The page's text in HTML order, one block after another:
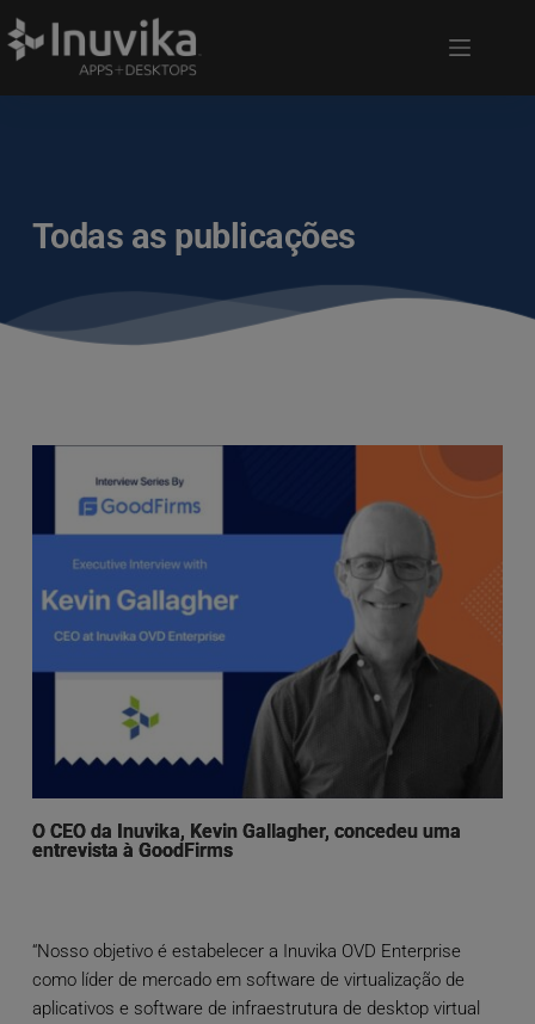
Todas as publicações
O CEO da Inuvika, Kevin Gallagher, concedeu uma
entrevista à GoodFirms
“Nosso objetivo é estabelecer a Inuvika OVD Enterprise
como líder de mercado em software de virtualização de
aplicativos e software de infraestrutura de desktop virtual